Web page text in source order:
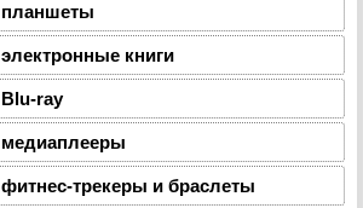
планшеты
электронные книги
Blu-ray
медиаплееры
фитнес-трекеры и браслеты